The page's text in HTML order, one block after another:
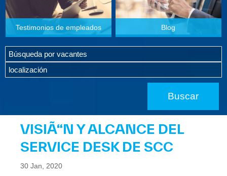
Testimonios de empleados Blog
VISIÃ“N Y ALCANCE DEL
SERVICE DESK DE SCC
30 Jan, 2020